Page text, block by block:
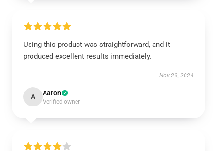
Using this product was straightforward, and it
produced excellent results immediately.
Nov 29, 2024
A Aaron
Verified owner